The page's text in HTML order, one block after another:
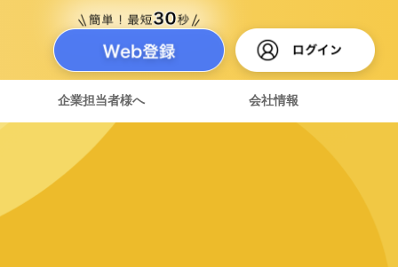
る質問
企業担当者様へ 会社情報